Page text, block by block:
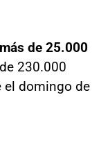
de 25.000
230.000
el domingo de